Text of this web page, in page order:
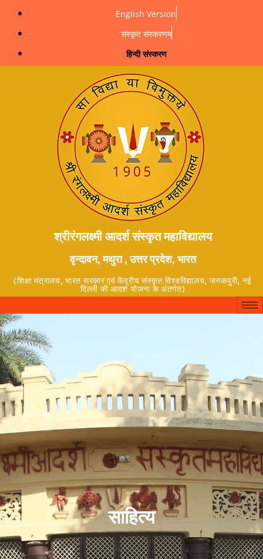
English Version
संस्कृत संस्करणम्
हिन्दी संस्करण
श्रीरंगलक्ष्मी आदर्श संस्कृत महाविद्यालय
वृन्दावन, मथुरा , उत्तर प्रदेश, भारत
(शिक्षा मंत्रालय, भारत सरकार एवं केंद्रीय संस्कृत विश्वविद्यालय, जनकपुरी, नई
दिल्ली की आदर्श योजना के अंतर्गत)
साहित्य